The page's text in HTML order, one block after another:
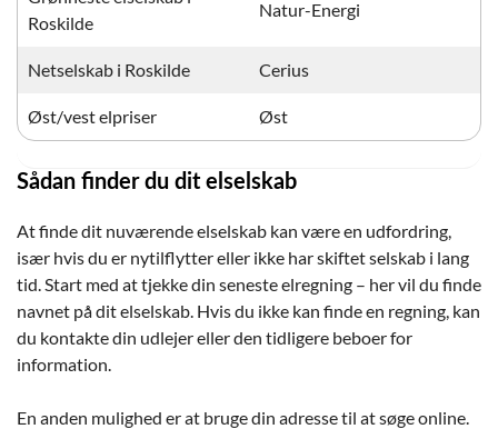
Roskilde
Natur-Energi
Netselskab i Roskilde Cerius
Øst/vest elpriser Øst
Sådan finder du dit elselskab
At finde dit nuværende elselskab kan være en udfordring,
især hvis du er nytilflytter eller ikke har skiftet selskab i lang
tid. Start med at tjekke din seneste elregning – her vil du finde
navnet på dit elselskab. Hvis du ikke kan finde en regning, kan
du kontakte din udlejer eller den tidligere beboer for
information.
En anden mulighed er at bruge din adresse til at søge online.